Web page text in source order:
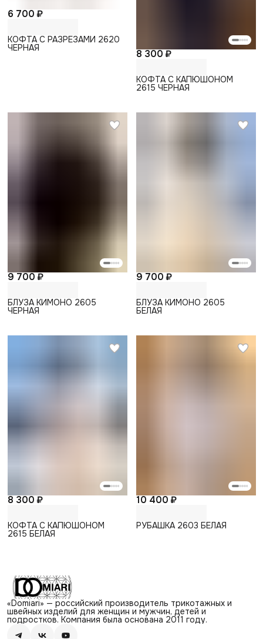
6 700 ₽
КОФТА С РАЗРЕЗАМИ 2620
ЧЕРНАЯ 8 300 ₽
КОФТА С КАПЮШОНОМ
2615 ЧЕРНАЯ
9 700 ₽
БЛУЗА КИМОНО 2605
ЧЕРНАЯ
9 700 ₽
БЛУЗА КИМОНО 2605
БЕЛАЯ
8 300 ₽
КОФТА С КАПЮШОНОМ
2615 БЕЛАЯ
10 400 ₽
РУБАШКА 2603 БЕЛАЯ
«Domiari» — российский производитель трикотажных и
швейных изделий для женщин и мужчин, детей и
подростков. Компания была основана 2011 году.